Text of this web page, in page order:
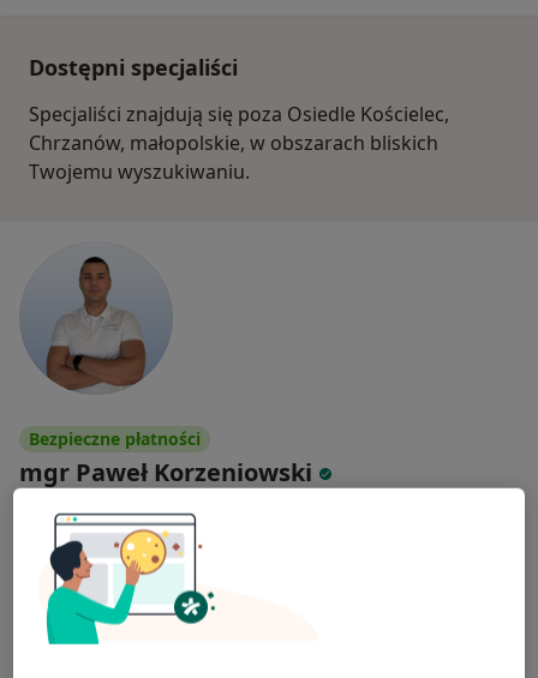
Dostępni specjaliści
Specjaliści znajdują się poza Osiedle Kościelec,
Chrzanów, małopolskie, w obszarach bliskich
Twojemu wyszukiwaniu.
Bezpieczne płatności
mgr Paweł Korzeniowski
15 opinii
Fizjo Power